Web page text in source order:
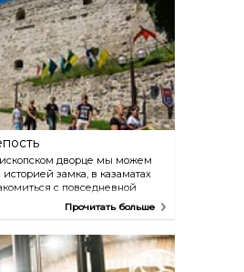
них акробатические трюки,
встречаются и влюблённые
площадь Добо
в это время на ней царит
атмосфера.
дворце мы можем
историей замка, в казаматах
с повседневной
замка 16 века. На холме
наслаждаться видом. Замок
выбрать экскурсию под
которые расскажут вам
историй.
Прочитать больше